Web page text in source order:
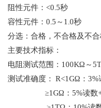
阻性元件：<0.5秒
容性元件：0.5～1.0秒
分选：合格，不合格及不
主要技术指标：
电阻测试范围：100KΩ～
测试准确度： R<1GΩ：3%
≥1GΩ：5%读数